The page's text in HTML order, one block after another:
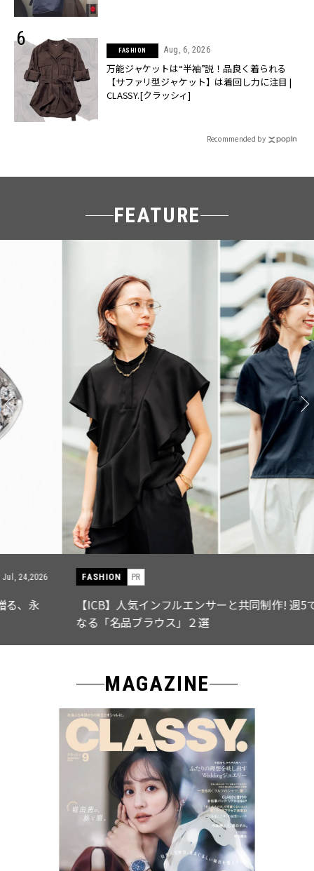
FASHION Aug, 6, 2026
万能ジャケットは“半袖”説！品良く着られる
【サファリ型ジャケット】は着回し力に注目 |
CLASSY.[クラッシィ]
Recommended by
FEATURE
FASHION
【ICB】人気インフルエンサーと共同制作! 週5で着たく
なる「名品ブラウス」２選
MAGAZINE